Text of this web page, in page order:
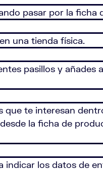
pasar por la ficha
una tienda física.
pasillos y
que te interesan
la ficha de
indicar los datos de